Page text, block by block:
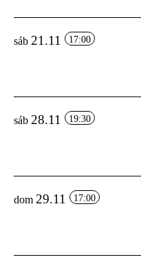
sáb 21.11 17:00
sáb 28.11 19:30
dom 29.11 17:00